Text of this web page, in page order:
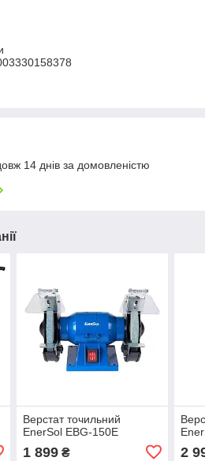
14 днів за домовленістю
Верстат точильний
EnerSol EBG-150E
1 899₴ 2